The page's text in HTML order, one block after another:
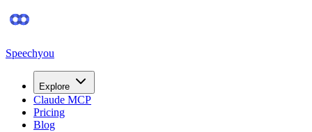
Speechyou
Explore
Claude MCP
Pricing
Blog